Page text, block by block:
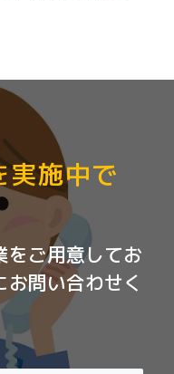
実施中で
をご用意してお
お問い合わせく